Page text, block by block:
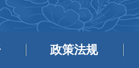
政策法规